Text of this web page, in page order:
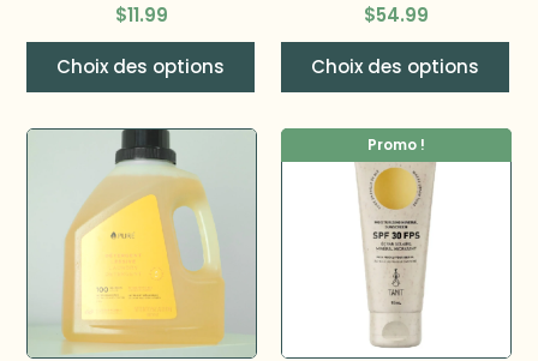
$11.99
Choix des options
$54.99
Choix des options
Promo !